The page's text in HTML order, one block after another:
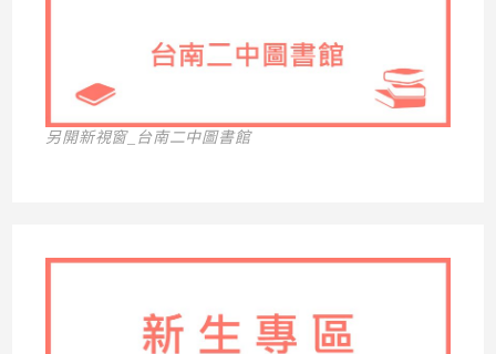
另開新視窗_台南二中圖書館